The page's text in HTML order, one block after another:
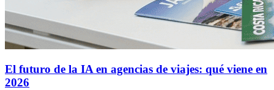
El futuro de la IA en agencias de viajes: qué viene en
2026